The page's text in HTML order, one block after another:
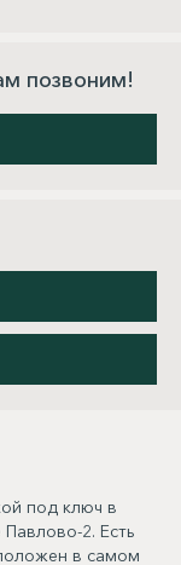
позвоним!
под ключ в
2. Есть
в самом